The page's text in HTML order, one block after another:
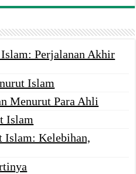
Perjalanan Akhir
Islam
Menurut Para Ahli
Islam
Kelebihan,